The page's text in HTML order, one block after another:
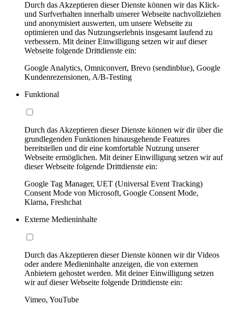
Durch das Akzeptieren dieser Dienste können wir das Klick-
und Surfverhalten innerhalb unserer Webseite nachvollziehen
und anonymisiert auswerten, um unsere Webseite zu
optimieren und das Nutzungserlebnis insgesamt laufend zu
verbessern. Mit deiner Einwilligung setzen wir auf dieser
Webseite folgende Drittdienste ein:
Google Analytics, Omniconvert, Brevo (sendinblue), Google
Kundenrezensionen, A/B-Testing
Funktional
Durch das Akzeptieren dieser Dienste können wir dir über die
grundlegenden Funktionen hinausgehende Features
bereitstellen und dir eine komfortable Nutzung unserer
Webseite ermöglichen. Mit deiner Einwilligung setzen wir auf
dieser Webseite folgende Drittdienste ein:
Google Tag Manager, UET (Universal Event Tracking)
Consent Mode von Microsoft, Google Consent Mode,
Klarna, Freshchat
Externe Medieninhalte
Durch das Akzeptieren dieser Dienste können wir dir Videos
oder andere Medieninhalte anzeigen, die von externen
Anbietern gehostet werden. Mit deiner Einwilligung setzen
wir auf dieser Webseite folgende Drittdienste ein:
Vimeo, YouTube